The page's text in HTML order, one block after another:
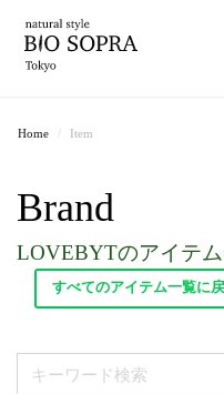
Home Item
Brand
LOVEBYTのアイテ
すべてのアイテム一覧に